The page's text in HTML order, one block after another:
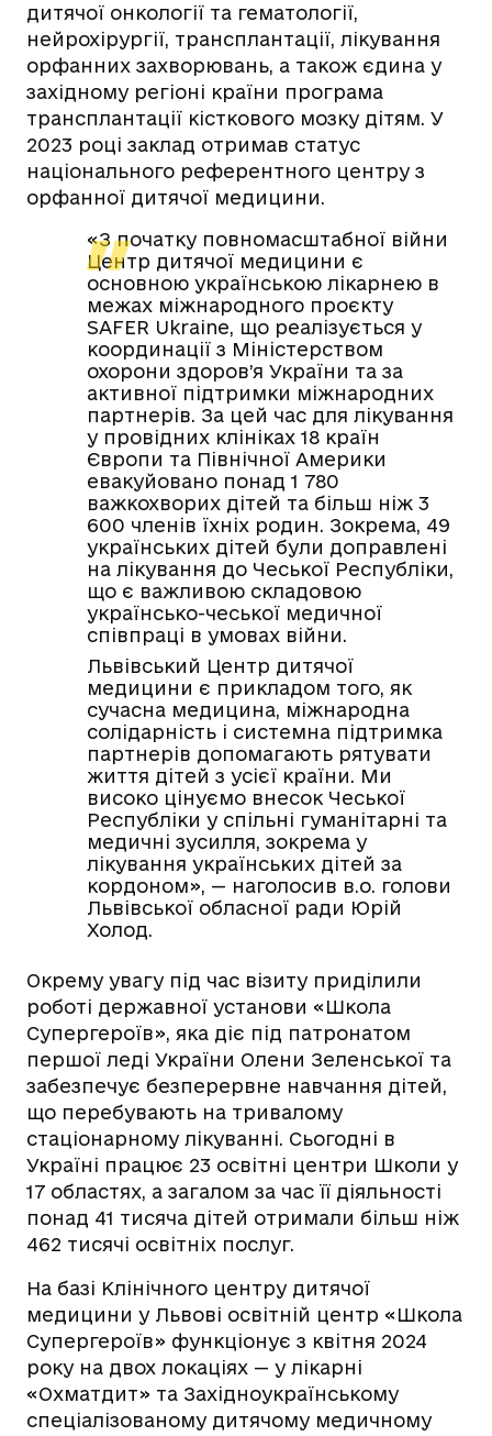
дитячої онкології та гематології,
нейрохірургії, трансплантації, лікування
орфанних захворювань, а також єдина у
західному регіоні країни програма
трансплантації кісткового мозку дітям. У
2023 році заклад отримав статус
національного референтного центру з
орфанної дитячої медицини.
«З початку повномасштабної війни
Центр дитячої медицини є
основною українською лікарнею в
межах міжнародного проєкту
SAFER Ukraine, що реалізується у
координації з Міністерством
охорони здоров’я України та за
активної підтримки міжнародних
партнерів. За цей час для лікування
у провідних клініках 18 країн
Європи та Північної Америки
евакуйовано понад 1 780
важкохворих дітей та більш ніж 3
600 членів їхніх родин. Зокрема, 49
українських дітей були доправлені
на лікування до Чеської Республіки,
що є важливою складовою
українсько-чеської медичної
співпраці в умовах війни.
Львівський Центр дитячої
медицини є прикладом того, як
сучасна медицина, міжнародна
солідарність і системна підтримка
партнерів допомагають рятувати
життя дітей з усієї країни. Ми
високо цінуємо внесок Чеської
Республіки у спільні гуманітарні та
медичні зусилля, зокрема у
лікування українських дітей за
кордоном», — наголосив в.о. голови
Львівської обласної ради Юрій
Холод.
Окрему увагу під час візиту приділили
роботі державної установи «Школа
Супергероїв», яка діє під патронатом
першої леді України Олени Зеленської та
забезпечує безперервне навчання дітей,
що перебувають на тривалому
стаціонарному лікуванні. Сьогодні в
Україні працює 23 освітні центри Школи у
17 областях, а загалом за час її діяльності
понад 41 тисяча дітей отримали більш ніж
462 тисячі освітніх послуг.
На базі Клінічного центру дитячої
медицини у Львові освітній центр «Школа
Супергероїв» функціонує з квітня 2024
року на двох локаціях — у лікарні
«Охматдит» та Західноукраїнському
спеціалізованому дитячому медичному